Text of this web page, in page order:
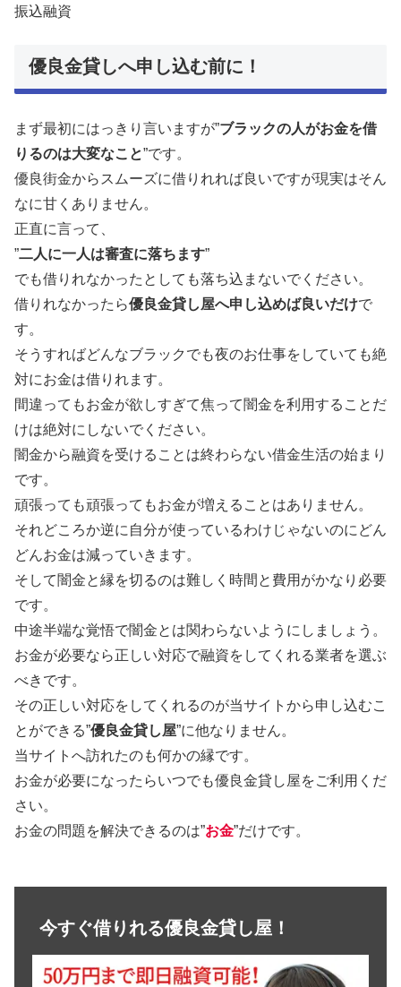
振込融資
優良金貸しへ申し込む前に！
まず最初にはっきり言いますが”ブラックの人がお金を借
りるのは大変なこと”です。
優良街金からスムーズに借りれれば良いですが現実はそん
なに甘くありません。
正直に言って、
”二人に一人は審査に落ちます”
でも借りれなかったとしても落ち込まないでください。
借りれなかったら優良金貸し屋へ申し込めば良いだけで
す。
そうすればどんなブラックでも夜のお仕事をしていても絶
対にお金は借りれます。
間違ってもお金が欲しすぎて焦って闇金を利用することだ
けは絶対にしないでください。
闇金から融資を受けることは終わらない借金生活の始まり
です。
頑張っても頑張ってもお金が増えることはありません。
それどころか逆に自分が使っているわけじゃないのにどん
どんお金は減っていきます。
そして闇金と縁を切るのは難しく時間と費用がかなり必要
です。
中途半端な覚悟で闇金とは関わらないようにしましょう。
お金が必要なら正しい対応で融資をしてくれる業者を選ぶ
べきです。
その正しい対応をしてくれるのが当サイトから申し込むこ
とができる”優良金貸し屋”に他なりません。
当サイトへ訪れたのも何かの縁です。
お金が必要になったらいつでも優良金貸し屋をご利用くだ
さい。
お金の問題を解決できるのは”お金”だけです。
今すぐ借りれる優良金貸し屋！